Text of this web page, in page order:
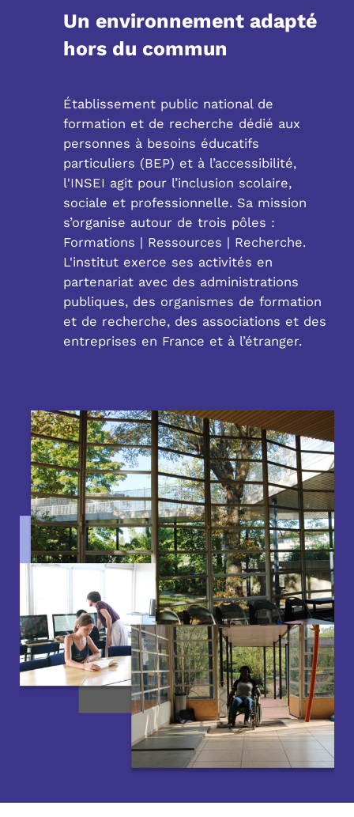
Un environnement adapté
hors du commun
Établissement public national de
formation et de recherche dédié aux
personnes à besoins éducatifs
particuliers (BEP) et à l’accessibilité,
l'INSEI agit pour l’inclusion scolaire,
sociale et professionnelle. Sa mission
s’organise autour de trois pôles :
Formations | Ressources | Recherche.
L'institut exerce ses activités en
partenariat avec des administrations
publiques, des organismes de formation
et de recherche, des associations et des
entreprises en France et à l’étranger.